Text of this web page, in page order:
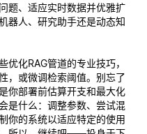
题、适应实时数据并优雅扩
人、研究助手还是动态知
化RAG管道的专业技巧，
，或微调检索阈值。别忘了
你部署前估算开支和最大化
是什么：调整参数、尝试混
你的系统以适应特定的使用